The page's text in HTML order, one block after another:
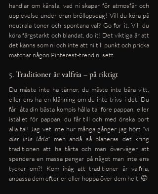
handlar om känsla, vad ni skapar för atmosfär och
upplevelse under eran bröllopsdag! Vill du köra på
neutrala toner och spontana val? Go for it. Vill du
köra färgstarkt och blandat, do it! Det viktiga är att
det känns som ni och inte att ni till punkt och pricka
matchar någon Pinterest-trend ni sett.
5. Traditioner är valfria – på riktigt
Du måste inte ha tärnor, du måste inte bära vitt,
eller ens ha en klänning om du inte trivs i det. Du
får låta din bästa kompis hålla tal före pappan, eller
istället för pappan, du får till och med önska bort
alla tal! Jag vet inte hur många gånger jag hört "vi
äter inte tårta" men ändå så planeras det kring
traditionen att ha tårta och man överväger att
spendera en massa pengar på något man inte ens
tycker om?! Kom ihåg att traditioner är valfria,
anpassa dem efter er eller hoppa över dem helt. 🤭